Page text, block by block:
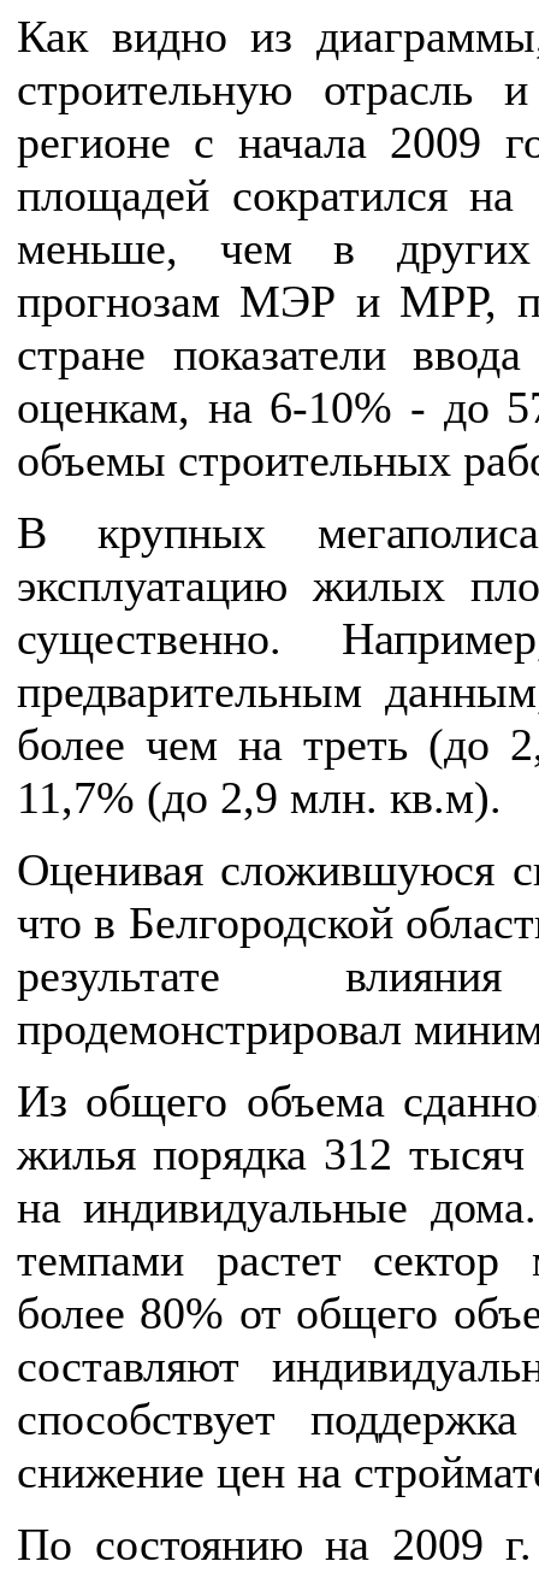
Как видно из
строительную отрасль
регионе с начала 2009
площадей сократился
меньше, чем в других
прогнозам МЭР и МРР,
стране показатели
оценкам, на 6-10% - до
объемы строительных
В крупных
эксплуатацию жилых
существенно.
предварительным
более чем на треть
11,7% (до 2,9 млн. кв.м).
Оценивая сложившуюся
что в Белгородской
результате
продемонстрировал
Из общего объема
жилья порядка 312
на индивидуальные
темпами растет сектор
более 80% от общего
составляют
способствует
снижение цен на
По состоянию на 2009